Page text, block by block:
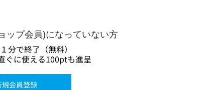
ップ会員)になっていない方
分で終了（無料）
ぐに使える100ptも進呈
規会員登録